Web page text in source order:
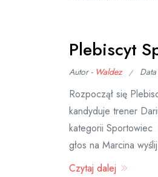
Plebiscyt
Autor - Waldez
Rozpoczął się
kandyduje trener
kategorii Sportowiec
głos na Marcina
Czytaj dalej